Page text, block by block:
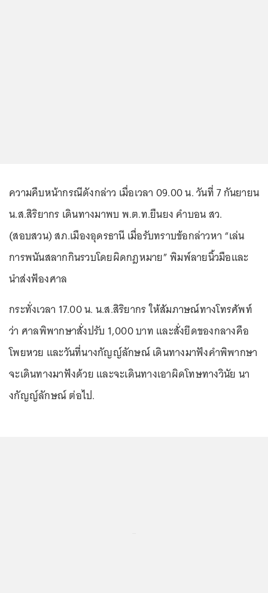
ความคืบหน้ากรณีดังกล่าว เมื่อเวลา 09.00 น. วันที่ 7 กันยายน
น.ส.สิริยากร เดินทางมาพบ พ.ต.ท.ยืนยง คำบอน สว.
(สอบสวน) สภ.เมืองอุดรธานี เมื่อรับทราบข้อกล่าวหา “เล่น
การพนันสลากกินรวบโดยผิดกฎหมาย” พิมพ์ลายนิ้วมือและ
นำส่งฟ้องศาล
กระทั่งเวลา 17.00 น. น.ส.สิริยากร ให้สัมภาษณ์ทางโทรศัพท์
ว่า ศาลพิพากษาสั่งปรับ 1,000 บาท และสั่งยึดของกลางคือ
โพยหวย และวันที่นางกัญญ์ลักษณ์ เดินทางมาฟังคำพิพากษา
จะเดินทางมาฟังด้วย และจะเดินทางเอาผิดโทษทางวินัย นา
งกัญญ์ลักษณ์ ต่อไป.